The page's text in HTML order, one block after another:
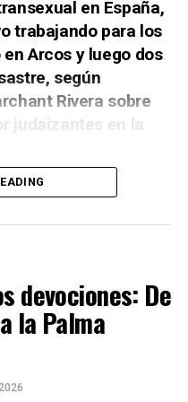
en España,
trabajando para los
Arcos y luego dos
según
Rivera sobre
judaizantes en la
trasnsexual, -o
con una mujer,
para ocupar
soldado o
que la
de Céspedes por
hechicería y
a doscientos
dos años en un
devociones: De
la Palma